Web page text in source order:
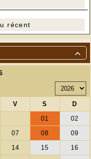

récent